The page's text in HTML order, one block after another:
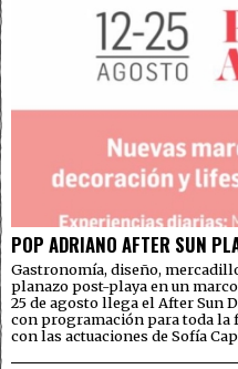
POP ADRIANO AFTER SUN
Gastronomía, diseño,
planazo post-playa en un
25 de agosto llega el After Sun
con programación para toda la
con las actuaciones de Sofía